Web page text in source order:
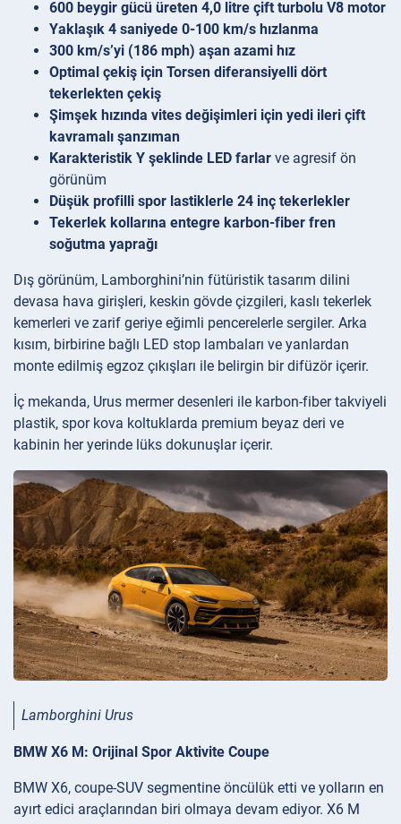
600 beygir gücü üreten 4,0 litre çift turbolu V8 motor
Yaklaşık 4 saniyede 0-100 km/s hızlanma
300 km/s’yi (186 mph) aşan azami hız
Optimal çekiş için Torsen diferansiyelli dört
tekerlekten çekiş
Şimşek hızında vites değişimleri için yedi ileri çift
kavramalı şanzıman
Karakteristik Y şeklinde LED farlar ve agresif ön
görünüm
Düşük profilli spor lastiklerle 24 inç tekerlekler
Tekerlek kollarına entegre karbon-fiber fren
soğutma yaprağı
Dış görünüm, Lamborghini’nin fütüristik tasarım dilini
devasa hava girişleri, keskin gövde çizgileri, kaslı tekerlek
kemerleri ve zarif geriye eğimli pencerelerle sergiler. Arka
kısım, birbirine bağlı LED stop lambaları ve yanlardan
monte edilmiş egzoz çıkışları ile belirgin bir difüzör içerir.
İç mekanda, Urus mermer desenleri ile karbon-fiber takviyeli
plastik, spor kova koltuklarda premium beyaz deri ve
kabinin her yerinde lüks dokunuşlar içerir.
Lamborghini Urus
BMW X6 M: Orijinal Spor Aktivite Coupe
BMW X6, coupe-SUV segmentine öncülük etti ve yolların en
ayırt edici araçlarından biri olmaya devam ediyor. X6 M